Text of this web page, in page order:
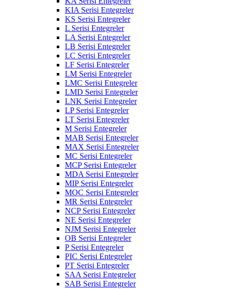
KIA Serisi Entegreler
KS Serisi Entegreler
L Serisi Entegreler
LA Serisi Entegreler
LB Serisi Entegreler
LC Serisi Entegreler
LF Serisi Entegreler
LM Serisi Entegreler
LMC Serisi Entegreler
LMD Serisi Entegreler
LNK Serisi Entegreler
LP Serisi Entegreler
LT Serisi Entegreler
M Serisi Entegreler
MAB Serisi Entegreler
MAX Serisi Entegreler
MC Serisi Entegreler
MCP Serisi Entegreler
MDA Serisi Entegreler
MIP Serisi Entegreler
MOC Serisi Entegreler
MR Serisi Entegreler
NCP Serisi Entegreler
NE Serisi Entegreler
NJM Serisi Entegreler
OB Serisi Entegreler
P Serisi Entegreler
PIC Serisi Entegreler
PT Serisi Entegreler
SAA Serisi Entegreler
SAB Serisi Entegreler